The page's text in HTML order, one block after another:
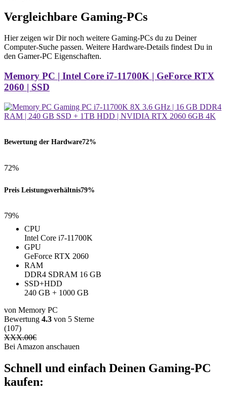
Vergleichbare Gaming-PCs
Hier zeigen wir Dir noch weitere Gaming-PCs du zu Deiner
Computer-Suche passen. Weitere Hardware-Details findest Du in
den Gamer-PC Eigenschaften.
Memory PC | Intel Core i7-11700K | GeForce RTX
2060 | SSD
Bewertung der Hardware72%
72%
Preis Leistungsverhältnis79%
79%
CPU
Intel Core i7-11700K
GPU
GeForce RTX 2060
RAM
‎DDR4 SDRAM ‎16 GB
SSD+HDD
240 GB + 1000 GB
von Memory PC
Bewertung 4.3 von 5 Sterne
(107)
XXX.00€
Bei Amazon anschauen
Schnell und einfach Deinen Gaming-PC
kaufen: